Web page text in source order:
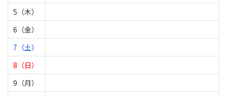
5（木）
6（金）
7（土）
8（日）
9（月）